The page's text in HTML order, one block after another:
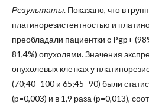
Результаты. Показано, что в
платинорезистентностью и
преобладали пациентки с Pgp+
81,4%) опухолями. Значения
опухолевых клетках у
(70;40–100 и 65;45–90) были
(p=0,003) и в 1,9 раза (p=0,013),